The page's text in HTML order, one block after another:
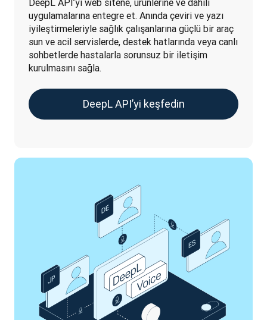
DeepL API’yi web sitene, ürünlerine ve dahili
uygulamalarına entegre et. Anında çeviri ve yazı
iyileştirmeleriyle sağlık çalışanlarına güçlü bir araç
sun ve acil servislerde, destek hatlarında veya canlı
sohbetlerde hastalarla sorunsuz bir iletişim
kurulmasını sağla.
DeepL API’yi keşfedin